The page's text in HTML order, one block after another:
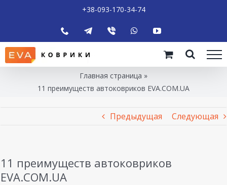
+38-093-170-34-74
Главная страница »
11 преимуществ автоковриков EVA.COM.UA
Предыдущая Следующая
11 преимуществ автоковриков
EVA.COM.UA